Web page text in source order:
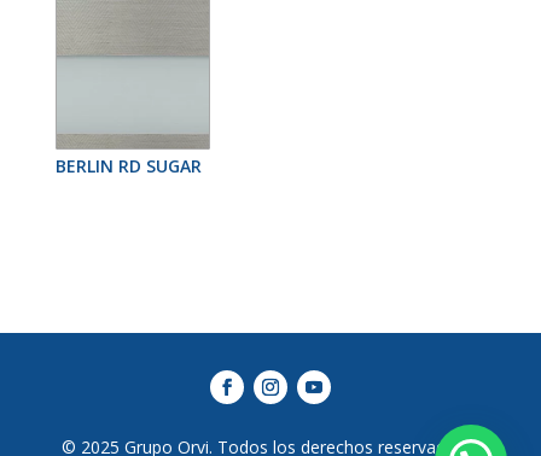
BERLIN RD SUGAR
© 2025 Grupo Orvi. Todos los derechos reservados |